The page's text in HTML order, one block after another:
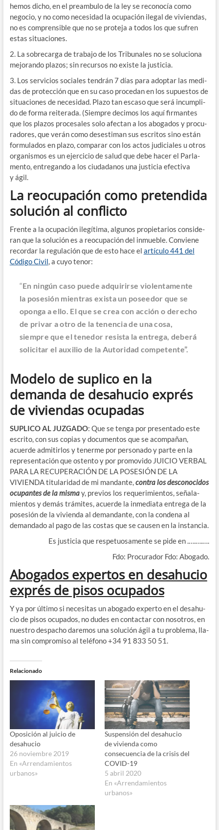
hemos dicho, en el pre­am­bu­lo de la ley se reco­no­cía como
nego­cio, y no como nece­si­dad la ocu­pa­ción ile­gal de vivien­das,
no es com­pren­si­ble que no se pro­te­ja a todos los que sufren
estas situaciones.
2. La sobre­car­ga de tra­ba­jo de los Tri­bu­na­les no se solu­cio­na
mejo­ran­do pla­zos; sin recur­sos no exis­te la justicia.
3. Los ser­vi­cios socia­les ten­drán 7 días para adop­tar las medi­
das de pro­tec­ción que en su caso pro­ce­dan en los supues­tos de
situa­cio­nes de nece­si­dad. Pla­zo tan esca­so que será incum­pli­
do de for­ma reite­ra­da. (Siem­pre deci­mos los aquí fir­man­tes
que los pla­zos pro­ce­sa­les solo afec­tan a los abo­ga­dos y pro­cu­
ra­do­res, que verán como des­es­ti­man sus escri­tos sino están
for­mu­la­dos en pla­zo, com­pa­rar con los actos judi­cia­les u otros
orga­nis­mos es un ejer­ci­cio de salud que debe hacer el Par­la­
men­to, entre­gan­do a los ciu­da­da­nos una jus­ti­cia efec­ti­va
y ágil.
La reocupación como pretendida
solución al conflicto
Fren­te a la ocu­pa­ción ile­gí­ti­ma, algu­nos pro­pie­ta­rios con­si­de­
ran que la solu­ción es a reocu­pa­ción del inmue­ble. Con­vie­ne
recor­dar la regu­la­ción que de esto hace el artícu­lo 441 del
Códi­go Civil, a cuyo tenor:
“En nin­gún caso pue­de adqui­rir­se vio­len­ta­men­te
la pose­sión mien­tras exis­ta un posee­dor que se
opon­ga a ello. El que se crea con acción o dere­cho
de pri­var a otro de la tenen­cia de una cosa,
siem­pre que el tene­dor resis­ta la entre­ga, debe­rá
soli­ci­tar el auxi­lio de la Auto­ri­dad competente”.
Modelo de suplico en la
demanda de desahucio exprés
de viviendas ocupadas
SUPLICO AL JUZGADO: Que se ten­ga por pre­sen­ta­do este
escri­to, con sus copias y docu­men­tos que se acom­pa­ñan,
acuer­de admi­tir­los y tener­me por per­so­na­do y par­te en la
repre­sen­ta­ción que osten­to y por pro­mo­vi­do JUICIO VERBAL
PARA LA RECUPERACIÓN DE LA POSESIÓN DE LA
VIVIENDA titu­la­ri­dad de mi man­dan­te,con­tra los des­co­no­ci­dos
ocu­pan­tes de la mis­may, pre­vios los reque­ri­mien­tos, seña­la­
mien­tos y demás trá­mi­tes, acuer­de la inme­dia­ta entre­ga de la
pose­sión de la vivien­da al deman­dan­te, con la con­de­na al
deman­da­do al pago de las cos­tas que se cau­sen en la instancia.
Es jus­ti­cia que res­pe­tuo­sa­men­te se pide en .….….….
Fdo: Pro­cu­ra­dor Fdo: Abogado.
Abogados expertos en desahucio
exprés de pisos ocupados
Y ya por últi­mo si nece­si­tas un abo­ga­do exper­to en el desahu­
cio de pisos ocu­pa­dos, no dudes en con­tac­tar con noso­tros, en
nues­tro des­pa­cho dare­mos una solu­ción ágil a tu pro­ble­ma, lla­
ma sin com­pro­mi­so al telé­fono +34 91 833 50 51.
Relacionado
Oposición al juicio de
desahucio
26 noviembre 2019
En «Arrendamientos
urbanos»
Suspensión del desahucio
de vivienda como
consecuencia de la crisis del
COVID-19
5 abril 2020
En «Arrendamientos
urbanos»